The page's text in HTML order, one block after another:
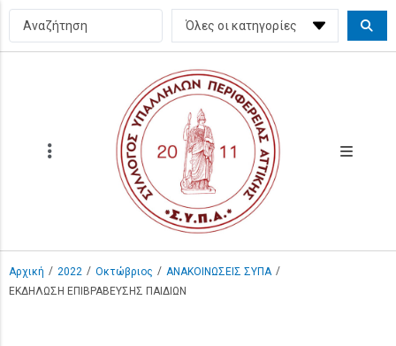
Αρχική / 2022 / Οκτώβριος / ΑΝΑΚΟΙΝΩΣΕΙΣ ΣΥΠΑ /
ΕΚΔΗΛΩΣΗ ΕΠΙΒΡΑΒΕΥΣΗΣ ΠΑΙΔΙΩΝ